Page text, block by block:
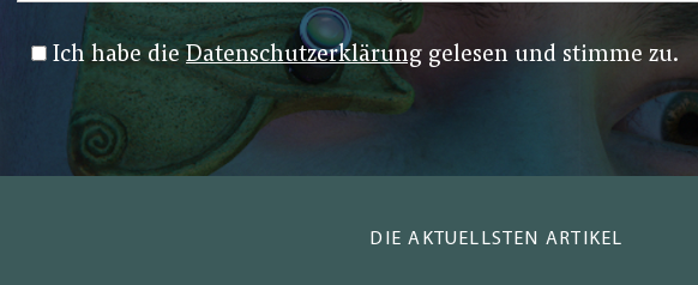
Ich habe dieDatenschutzerklärung gelesen und stimme zu.
DIE AKTUELLSTEN ARTIKEL